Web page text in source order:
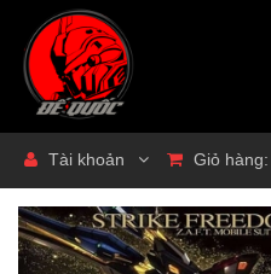
Tài khoản Giỏ hàng: